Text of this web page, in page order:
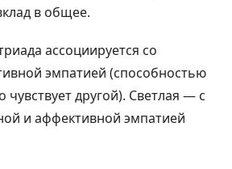
в общее.
ассоциируется со
эмпатией (способностью
чувствует другой). Светлая — с
и аффективной эмпатией